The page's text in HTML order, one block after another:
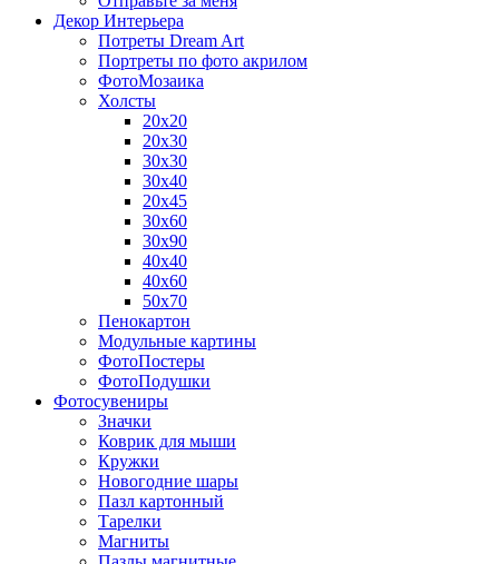
Декор Интерьера
Потреты Dream Art
Портреты по фото акрилом
ФотоМозаика
Холсты
20х20
20х30
30х30
30х40
20х45
30х60
30х90
40х40
40х60
50х70
Пенокартон
Модульные картины
ФотоПостеры
ФотоПодушки
Фотоcувениры
Значки
Коврик для мыши
Кружки
Новогодние шары
Пазл картонный
Тарелки
Магниты